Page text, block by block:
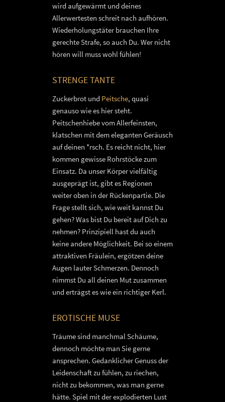
wird aufgewärmt und deines
Allerwertesten schreit nach aufhören.
Wiederholungstäter brauchen Ihre
gerechte Strafe, so auch Du. Wer nicht
hören will muss wohl fühlen!
STRENGE TANTE
Zuckerbrot und Peitsche, quasi
genauso wie es hier steht.
Peitschenhiebe vom Allerfeinsten,
klatschen mit dem eleganten Geräusch
auf deinen *rsch. Es reicht nicht, hier
kommen gewisse Rohrstöcke zum
Einsatz. Da unser Körper vielfältig
ausgeprägt ist, gibt es Regionen
weiter oben in der Rückenpartie. Die
Frage stellt sich, wie weit kannst Du
gehen? Was bist Du bereit auf Dich zu
nehmen? Prinzipiell hast du auch
keine andere Möglichkeit. Bei so einem
attraktiven Fräulein, ergötzen deine
Augen lauter Schmerzen. Dennoch
nimmst Du all deinen Mut zusammen
und erträgst es wie ein richtiger Kerl.
EROTISCHE MUSE
Träume sind manchmal Schäume,
dennoch möchte man Sie gerne
ansprechen. Gedanklicher Genuss der
Leidenschaft zu fühlen, zu riechen,
nicht zu bekommen, was man gerne
hätte. Spiel mit der explodierten Lust